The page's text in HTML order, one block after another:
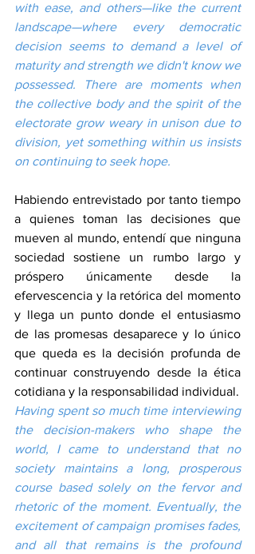
with ease, and others—like the current
landscape—where every democratic
decision seems to demand a level of
maturity and strength we didn't know we
possessed. There are moments when
the collective body and the spirit of the
electorate grow weary in unison due to
division, yet something within us insists
on continuing to seek hope.
Habiendo entrevistado por tanto tiempo
a quienes toman las decisiones que
mueven al mundo, entendí que ninguna
sociedad sostiene un rumbo largo y
próspero únicamente desde la
efervescencia y la retórica del momento
y llega un punto donde el entusiasmo
de las promesas desaparece y lo único
que queda es la decisión profunda de
continuar construyendo desde la ética
cotidiana y la responsabilidad individual.
Having spent so much time interviewing
the decision-makers who shape the
world, I came to understand that no
society maintains a long, prosperous
course based solely on the fervor and
rhetoric of the moment. Eventually, the
excitement of campaign promises fades,
and all that remains is the profound